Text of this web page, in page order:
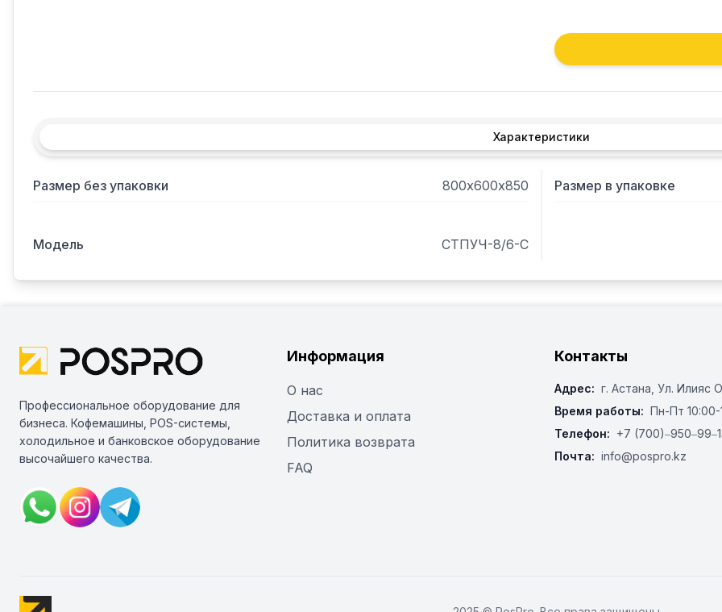
У производственного
стали марки AISI 430
равнораспределенная
упакованном виде
Характеристики
Размер без упаковки 800х600х850 Размер в упаковке
Модель СТПУЧ-8/6-С
Профессиональное оборудование для
бизнеса. Кофемашины, POS-системы,
холодильное и банковское оборудование
высочайшего качества.
Информация
О нас
Доставка и оплата
Политика возврата
FAQ
Контакты
Адрес: г. Астана, ​Ул. Илияс
Время работы: Пн-Пт 10:00-
Телефон: +7
Почта: info@pospro.kz